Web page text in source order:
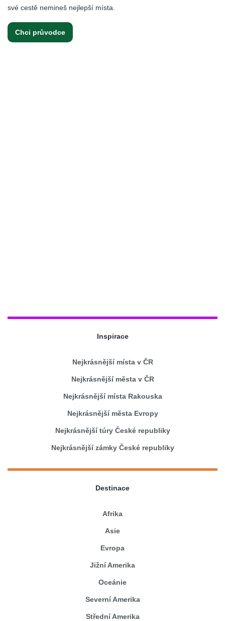
své cestě nemineš nejlepší místa.
Chci průvodce
Inspirace
Nejkrásnější místa v ČR
Nejkrásnější města v ČR
Nejkrásnější místa Rakouska
Nejkrásnější města Evropy
Nejkrásnější túry České republiky
Nejkrásnější zámky České republiky
Destinace
Afrika
Asie
Evropa
Jižní Amerika
Oceánie
Severní Amerika
Střední Amerika